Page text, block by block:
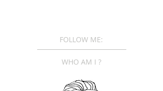
FOLLOW ME:
WHO AM I ?